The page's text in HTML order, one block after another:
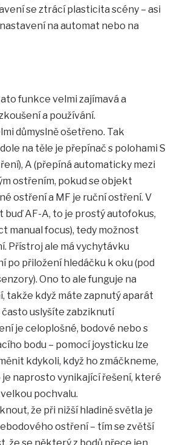
se ztrácí plasticita scény – asi
na automat nebo na
funkce velmi zajímavá a
a používání.
důmyslně ošetřeno. Tak
na těle je přepínač s polohami S
A (přepíná automaticky mezi
ostřením, pokud se objekt
ostření a MF je ruční ostření. V
buď AF-A, to je prostý autofokus,
manual focus), tedy možnost
Přístroj ale má vychytávku
po přiložení hledáčku k oku (pod
Ono to ale funguje na
takže když máte zapnutý aparát
často uslyšíte zabziknutí
je celoplošné, bodové nebo s
bodu – pomocí joysticku lze
kdykoli, když ho zmáčkneme,
je naprosto vynikající řešení, které
pochvalu.
že při nižší hladině světla je
ostření – tím se zvětší